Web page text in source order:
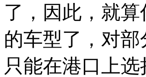
了，因此，就
的车型了，对
只能在港口上